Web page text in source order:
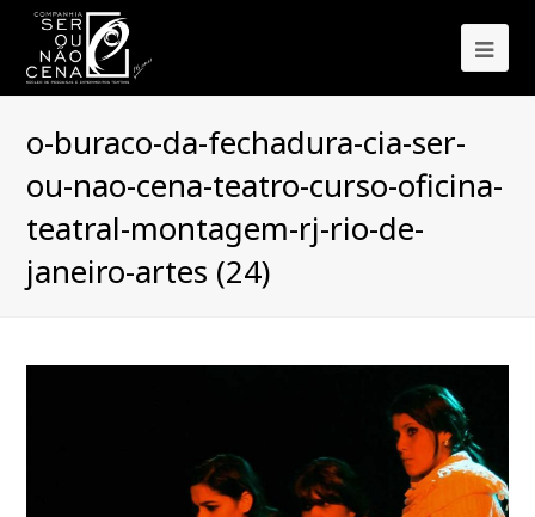
o-buraco-da-fechadura-cia-ser-
ou-nao-cena-teatro-curso-oficina-
teatral-montagem-rj-rio-de-
janeiro-artes (24)